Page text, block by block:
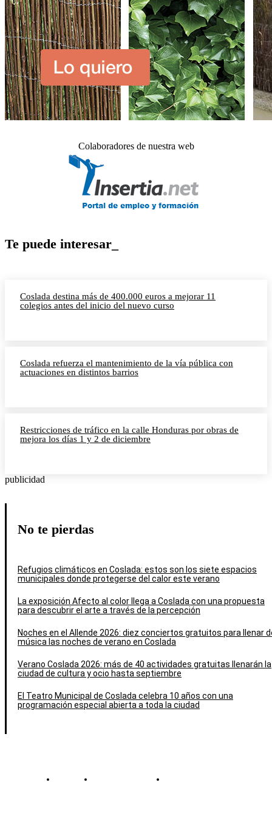
Colaboradores de nuestra web
Te puede interesar_
Coslada destina más de 400.000 euros a mejorar 11
colegios antes del inicio del nuevo curso
Coslada refuerza el mantenimiento de la vía pública con
actuaciones en distintos barrios
Restricciones de tráfico en la calle Honduras por obras de
mejora los días 1 y 2 de diciembre
publicidad
No te pierdas
Refugios climáticos en Coslada: estos son los siete espacios
municipales donde protegerse del calor este verano
La exposición Afecto al color llega a Coslada con una propuesta
para descubrir el arte a través de la percepción
Noches en el Allende 2026: diez conciertos gratuitos para llenar
música las noches de verano en Coslada
Verano Coslada 2026: más de 40 actividades gratuitas llenarán la
ciudad de cultura y ocio hasta septiembre
El Teatro Municipal de Coslada celebra 10 años con una
programación especial abierta a toda la ciudad
Contacto Política de cookies